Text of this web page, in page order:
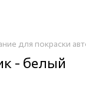
для покраски
- белый